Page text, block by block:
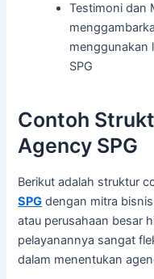
Testimoni dan
menggunakan
SPG
Contoh
Agency SPG
Berikut adalah struktur
SPG dengan mitra
atau perusahaan besar
pelayanannya sangat
dalam menentukan